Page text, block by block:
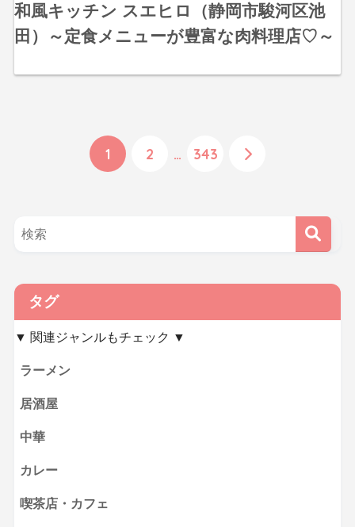
和風キッチン スエヒロ（静岡市駿河区池
田）～定食メニューが豊富な肉料理店♡～
1 2 … 343
タグ
▼ 関連ジャンルもチェック ▼
ラーメン
居酒屋
中華
カレー
喫茶店・カフェ